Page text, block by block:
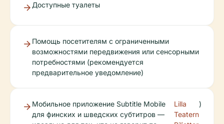
Доступные туалеты
Помощь посетителям с ограниченными
возможностями передвижения или сенсорными
потребностями (рекомендуется
предварительное уведомление)
Мобильное приложение Subtitle Mobile
для финских и шведских субтитров —
Lilla
Teatern
)